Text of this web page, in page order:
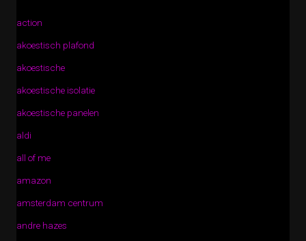
action
akoestisch plafond
akoestische
akoestische isolatie
akoestische panelen
aldi
all of me
amazon
amsterdam centrum
andre hazes